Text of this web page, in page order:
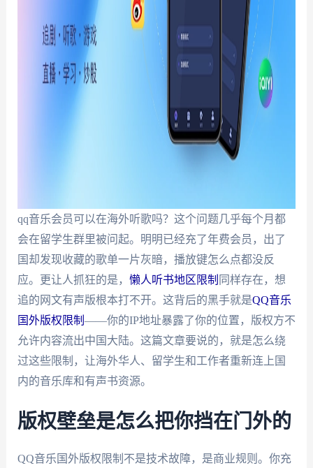
qq音乐会员可以在海外听歌吗？这个问题几乎每个月都
会在留学生群里被问起。明明已经充了年费会员，出了
国却发现收藏的歌单一片灰暗，播放键怎么点都没反
应。更让人抓狂的是， 懒人听书地区限制 同样存在，想
追的网文有声版根本打不开。这背后的黑手就是QQ音乐
国外版权限制 ——你的IP地址暴露了你的位置，版权方不
允许内容流出中国大陆。这篇文章要说的，就是怎么绕
过这些限制，让海外华人、留学生和工作者重新连上国
内的音乐库和有声书资源。
版权壁垒是怎么把你挡在门外的
QQ音乐国外版权限制不是技术故障，是商业规则。你充